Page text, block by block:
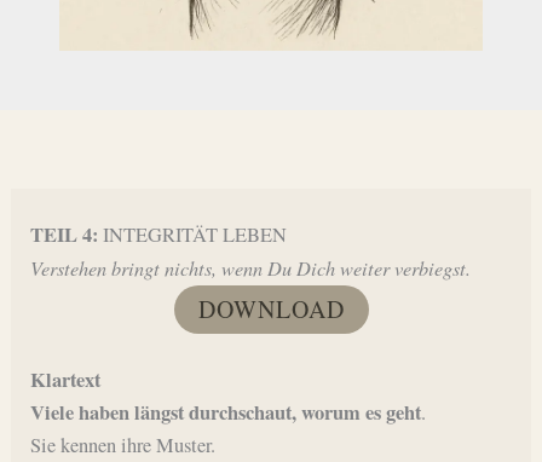
TEIL 4:INTEGRITÄT LEBEN
Verstehen bringt nichts, wenn Du Dich weiter verbiegst.
DOWNLOAD
Klartext
Viele haben längst durchschaut, worum es geht.
Sie kennen ihre Muster.